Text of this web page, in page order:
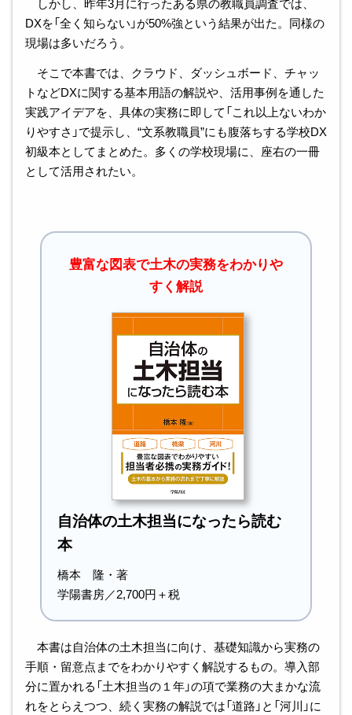
DXを「全く知らない」が50%強という結果が出た。同様の
現場は多いだろう。
そこで本書では、クラウド、ダッシュボード、チャッ
トなどDXに関する基本用語の解説や、活用事例を通した
実践アイデアを、具体の実務に即して「これ以上ないわか
りやすさ」で提示し、“文系教職員”にも腹落ちする学校DX
初級本としてまとめた。多くの学校現場に、座右の一冊
として活用されたい。
豊富な図表で土木の実務をわかりや
すく解説
自治体の土木担当になったら読む
本
橋本 隆・著
学陽書房／2,700円＋税
本書は自治体の土木担当に向け、基礎知識から実務の
手順・留意点までをわかりやすく解説するもの。導入部
分に置かれる「土木担当の１年」の項で業務の大まかな流
れをとらえつつ、続く実務の解説では「道路」と「河川」に